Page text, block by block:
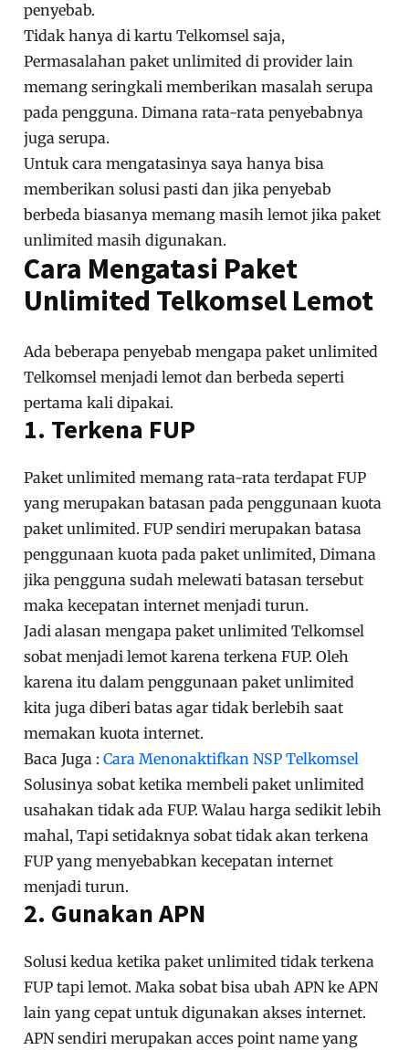
penyebab.
Tidak hanya di kartu Telkomsel saja,
Permasalahan paket unlimited di provider lain
memang seringkali memberikan masalah serupa
pada pengguna. Dimana rata-rata penyebabnya
juga serupa.
Untuk cara mengatasinya saya hanya bisa
memberikan solusi pasti dan jika penyebab
berbeda biasanya memang masih lemot jika paket
unlimited masih digunakan.
Cara Mengatasi Paket
Unlimited Telkomsel Lemot
Ada beberapa penyebab mengapa paket unlimited
Telkomsel menjadi lemot dan berbeda seperti
pertama kali dipakai.
1. Terkena FUP
Paket unlimited memang rata-rata terdapat FUP
yang merupakan batasan pada penggunaan kuota
paket unlimited. FUP sendiri merupakan batasa
penggunaan kuota pada paket unlimited, Dimana
jika pengguna sudah melewati batasan tersebut
maka kecepatan internet menjadi turun.
Jadi alasan mengapa paket unlimited Telkomsel
sobat menjadi lemot karena terkena FUP. Oleh
karena itu dalam penggunaan paket unlimited
kita juga diberi batas agar tidak berlebih saat
memakan kuota internet.
Baca Juga :Cara Menonaktifkan NSP Telkomsel
Solusinya sobat ketika membeli paket unlimited
usahakan tidak ada FUP. Walau harga sedikit lebih
mahal, Tapi setidaknya sobat tidak akan terkena
FUP yang menyebabkan kecepatan internet
menjadi turun.
2. Gunakan APN
Solusi kedua ketika paket unlimited tidak terkena
FUP tapi lemot. Maka sobat bisa ubah APN ke APN
lain yang cepat untuk digunakan akses internet.
APN sendiri merupakan acces point name yang